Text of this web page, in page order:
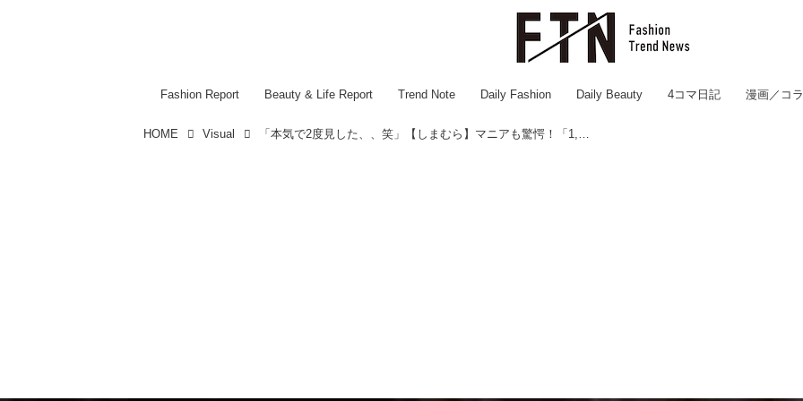
Fashion Report Beauty & Life Report Trend Note Daily Fashion Daily Beauty 4コマ日記 漫画／コ
HOME Visual